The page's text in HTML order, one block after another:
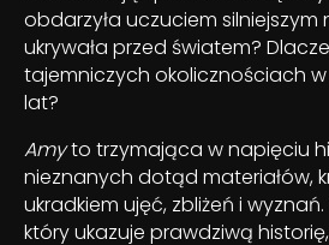
obdarzyła uczuciem silniejszym
ukrywała przed światem?
tajemniczych okolicznościach w
lat?
Amyto trzymająca w napięciu
nieznanych dotąd materiałów,
ukradkiem ujęć, zbliżeń i
który ukazuje prawdziwą